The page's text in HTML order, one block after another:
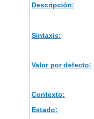
Descripción:
Sintaxis:
Valor por defecto:
Contexto:
Estado: